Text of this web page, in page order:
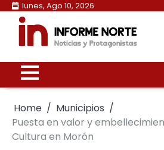
Skip
content
lunes, Ago 10, 2026
Home
Municipios
Puesta en valor y
Cultura en Morón